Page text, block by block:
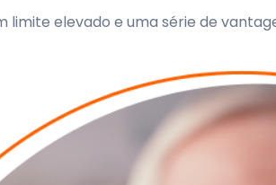
elevado e uma série de